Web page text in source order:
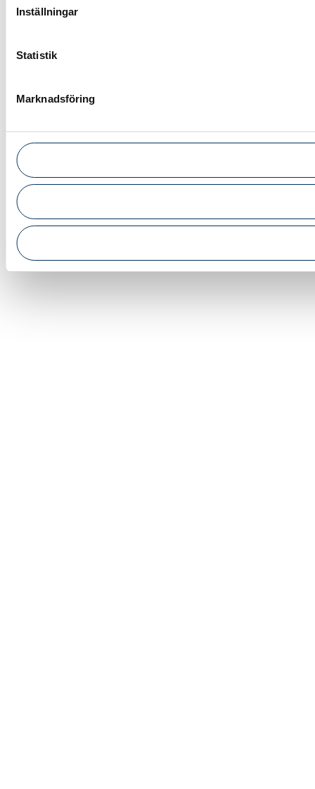
Inställningar
Statistik
Marknadsföring